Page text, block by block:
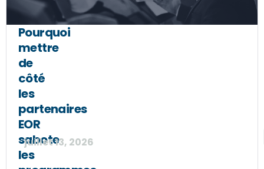
Pourquoi
mettre
de
côté
les
partenaires
EOR
sabote
les
juillet 13, 2026